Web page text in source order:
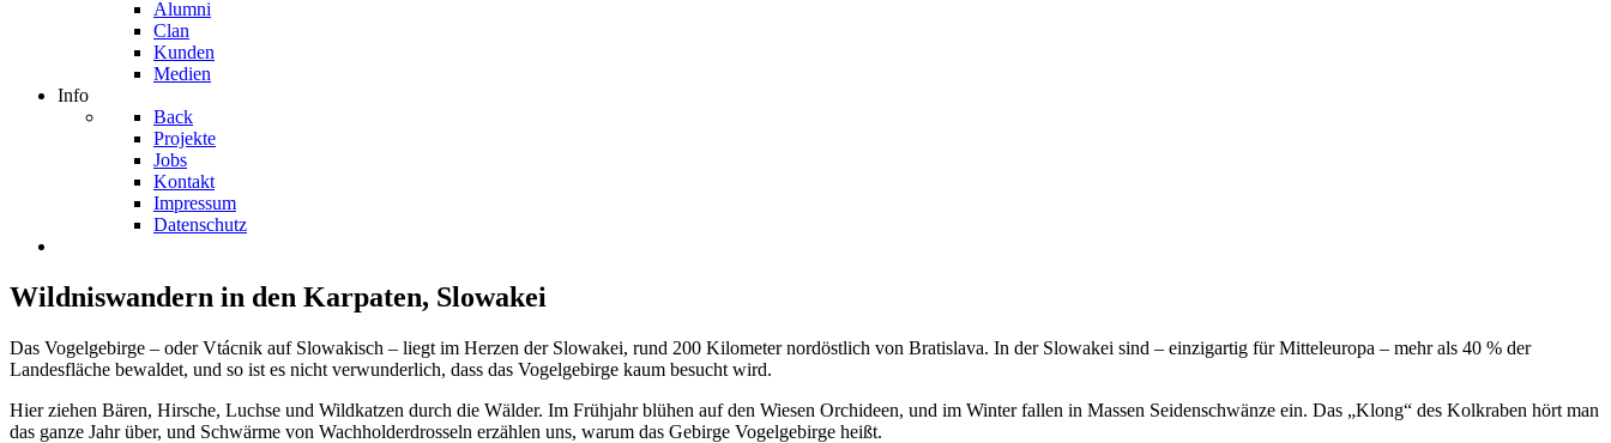
Alumni
Clan
Kunden
Medien
Info
Back
Projekte
Jobs
Kontakt
Impressum
Datenschutz
Wildniswandern in den Karpaten, Slowakei
Das Vogelgebirge – oder Vtácnik auf Slowakisch – liegt im Herzen der Slowakei, rund 200 Kilometer nordöstlich von Bratislava. In der Slowakei sind – einzigartig für Mitteleuropa – mehr als 40 % der
Landesfläche bewaldet, und so ist es nicht verwunderlich, dass das Vogelgebirge kaum besucht wird.
Hier ziehen Bären, Hirsche, Luchse und Wildkatzen durch die Wälder. Im Frühjahr blühen auf den Wiesen Orchideen, und im Winter fallen in Massen Seidenschwänze ein. Das „Klong“ des Kolkraben hört man
das ganze Jahr über, und Schwärme von Wachholderdrosseln erzählen uns, warum das Gebirge Vogelgebirge heißt.